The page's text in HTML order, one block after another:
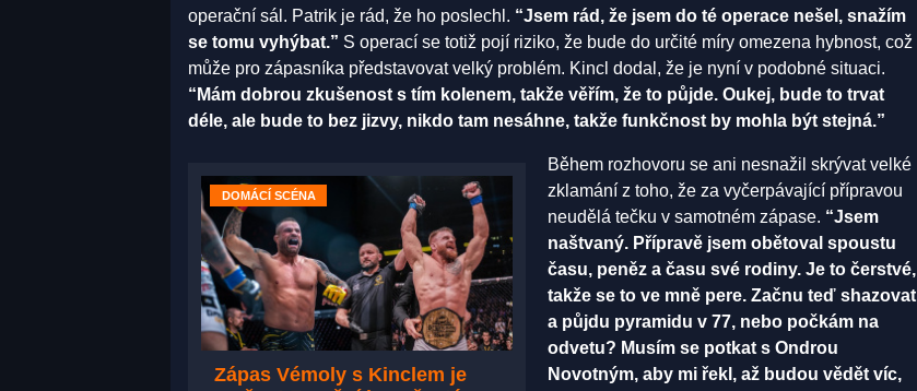
operační sál. Patrik je rád, že ho poslechl. “Jsem rád, že jsem do té operace nešel, snažím
se tomu vyhýbat.” S operací se totiž pojí riziko, že bude do určité míry omezena hybnost, což
může pro zápasníka představovat velký problém. Kincl dodal, že je nyní v podobné situaci.
“Mám dobrou zkušenost s tím kolenem, takže věřím, že to půjde. Oukej, bude to trvat
déle, ale bude to bez jizvy, nikdo tam nesáhne, takže funkčnost by mohla být stejná.”
DOMÁCÍ SCÉNA
Zápas Vémoly s Kinclem je
Během rozhovoru se ani nesnažil skrývat velké
zklamání z toho, že za vyčerpávající přípravou
neudělá tečku v samotném zápase. “Jsem
naštvaný. Přípravě jsem obětoval spoustu
času, peněz a času své rodiny. Je to čerstvé,
takže se to ve mně pere. Začnu teď shazovat
a půjdu pyramidu v 77, nebo počkám na
odvetu? Musím se potkat s Ondrou
Novotným, aby mi řekl, až budou vědět víc,